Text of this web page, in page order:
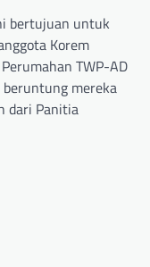
bertujuan untuk
Korem
TWP-AD
beruntung mereka
dari Panitia